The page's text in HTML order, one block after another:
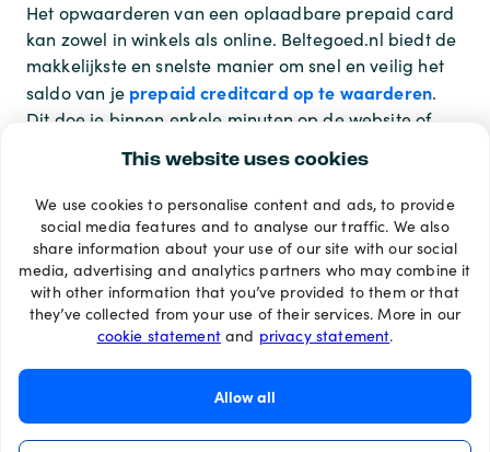
This website uses cookies
We use cookies to personalise content and ads, to provide
social media features and to analyse our traffic. We also
share information about your use of our site with our social
media, advertising and analytics partners who may combine it
with other information that you’ve provided to them or that
they’ve collected from your use of their services. More in our
cookie statementand privacy statement.
Allow all
Het opwaarderen van een oplaadbare prepaid card
kan zowel in winkels als online. Beltegoed.nl biedt de
makkelijkste en snelste manier om snel en veilig het
saldo van je prepaid creditcard op te waarderen.
Dit doe je binnen enkele minuten op de website of
Betaalmethoden